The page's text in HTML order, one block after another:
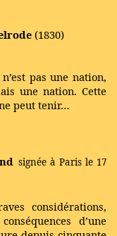
(1830)
pas une nation,
une nation. Cette
peut tenir…
signée à Paris le 17
considérations,
d’une